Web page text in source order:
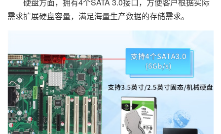
需求扩展硬盘容量，满足海量生产数据的存储需求。